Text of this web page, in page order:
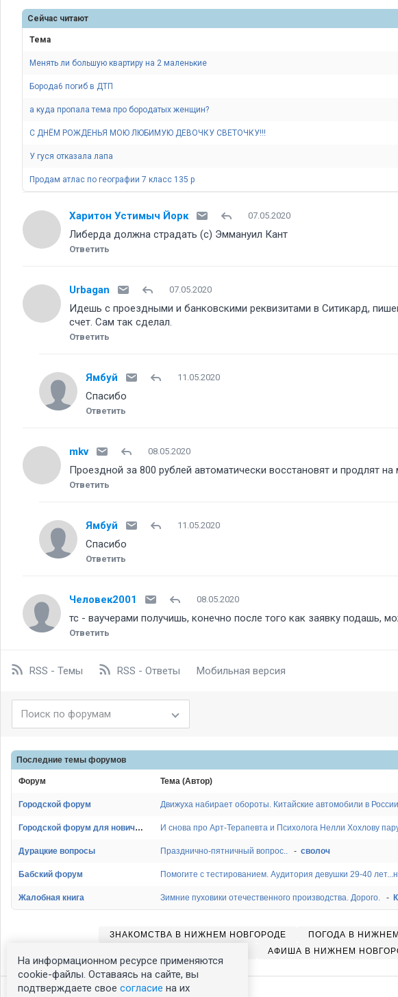
Сейчас читают
Тема
Менять ли большую квартиру на 2 маленькие
Борода6 погиб в ДТП
а куда пропала тема про бородатых женщин
С ДНЁМ РОЖДЕНЬЯ МОЮ ЛЮБИМУЮ ДЕВОЧКУ СВЕТОЧКУ!!!
У гуся отказала лапа
Продам атлас по географии 7 класс 135 р
Харитон Устимыч Йорк 07.05.2020
Либерда должна страдать (с) Эммануил Кант
Ответить
Urbagan 07.05.2020
Идешь с проездными и банковскими реквизитами в Ситикард,
счет. Сам так сделал.
Ответить
Ямбуй 11.05.2020
Спасибо
Ответить
mkv 08.05.2020
Проездной за 800 рублей автоматически восстановят и продлят
Ответить
Ямбуй 11.05.2020
Спасибо
Ответить
Человек2001 08.05.2020
тс - ваучерами получишь, конечно после того как заявку подашь,
Ответить
RSS - Темы RSS - Ответы Мобильная версия
Последние темы форумов
Форум Тема (Автор)
Городской форум
Городской форум для новичков И снова про Арт-Терапевта и Психолога Нелли Хохлову
Дурацкие вопросы Празднично-пятничный вопрос.. -сволоч
Бабский форум Помогите с тестированием. Аудитория девушки 29-40
Жалобная книга Зимние пуховики отечественного производства. Дорого. -
ЗНАКОМСТВА В НИЖНЕМ НОВГОРОДЕ ПОГОДА В
АФИША В НИЖНЕМ
На информационном ресурсе применяются
cookie-файлы. Оставаясь на сайте, вы
подтверждаете свое согласие на их